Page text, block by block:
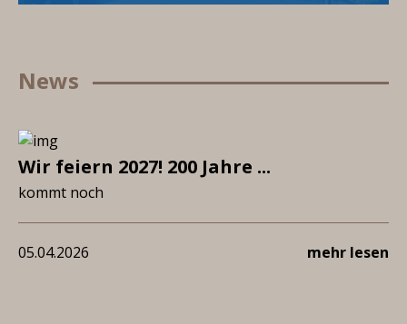
News
Wir feiern 2027! 200 Jahre ...
kommt noch
05.04.2026 mehr lesen